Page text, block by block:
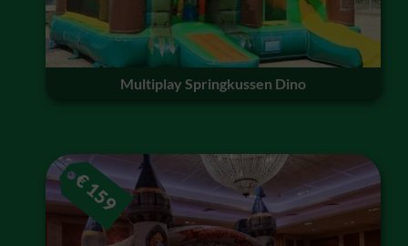
Multiplay Springkussen Dino
€
159